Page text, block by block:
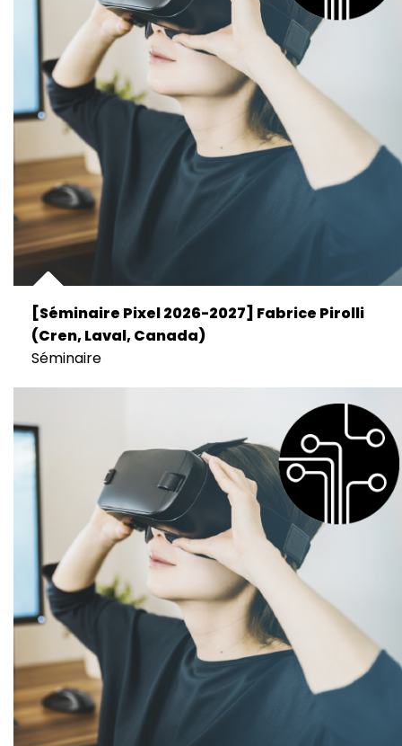
[Séminaire Pixel 2026-2027] Fabrice Pirolli
(Cren, Laval, Canada)
Séminaire